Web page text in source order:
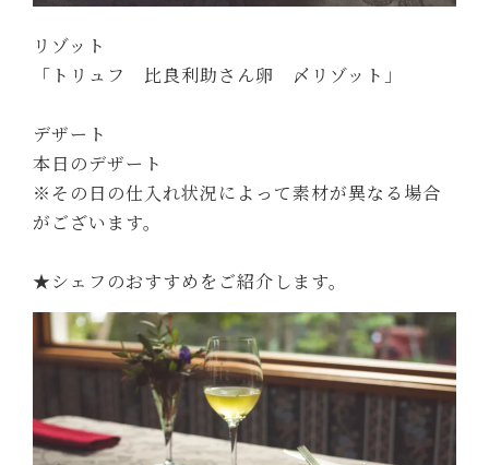
リゾット
「トリュフ 比良利助さん卵 〆リゾット」
デザート
本日のデザート
※その日の仕入れ状況によって素材が異なる場合
がございます。
★シェフのおすすめをご紹介します。